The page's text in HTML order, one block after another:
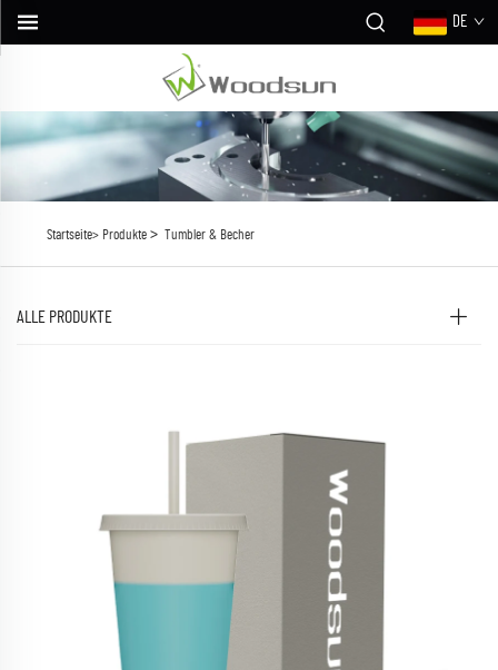
DE
Startseite> Produkte> Tumbler & Becher
ALLE PRODUKTE